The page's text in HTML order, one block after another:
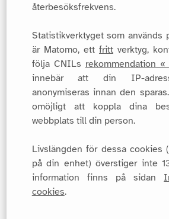
återbesöksfrekvens.
Statistikverktyget som används
är Matomo, ett frittverktyg,
följa CNILs rekommendation
innebär att din IP-
anonymiseras innan den
omöjligt att koppla dina
webbplats till din person.
Livslängden för dessa cookies
på din enhet) överstiger inte
information finns på sidan
cookies.